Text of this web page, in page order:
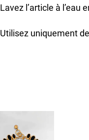
Lavez l’article à l’eau
Utilisez uniquement